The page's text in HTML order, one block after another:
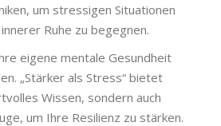
um stressigen Situationen
Ruhe zu begegnen.
eigene mentale Gesundheit
„Stärker als Stress“ bietet
Wissen, sondern auch
um Ihre Resilienz zu stärken.